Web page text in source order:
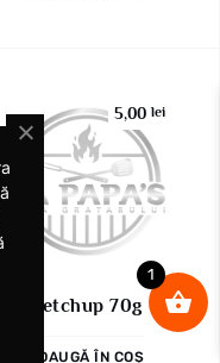
5,00lei
Ketchup 70g
ADAUGĂ ÎN COȘ
1